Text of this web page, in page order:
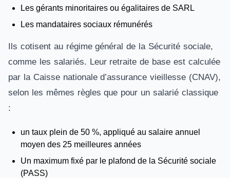
Les gérants minoritaires ou égalitaires de SARL
Les mandataires sociaux rémunérés
Ils cotisent au régime général de la Sécurité sociale,
comme les salariés. Leur retraite de base est calculée
par la Caisse nationale d’assurance vieillesse (CNAV),
selon les mêmes règles que pour un salarié classique
:
un taux plein de 50 %, appliqué au salaire annuel
moyen des 25 meilleures années
Un maximum fixé par le plafond de la Sécurité sociale
(PASS)